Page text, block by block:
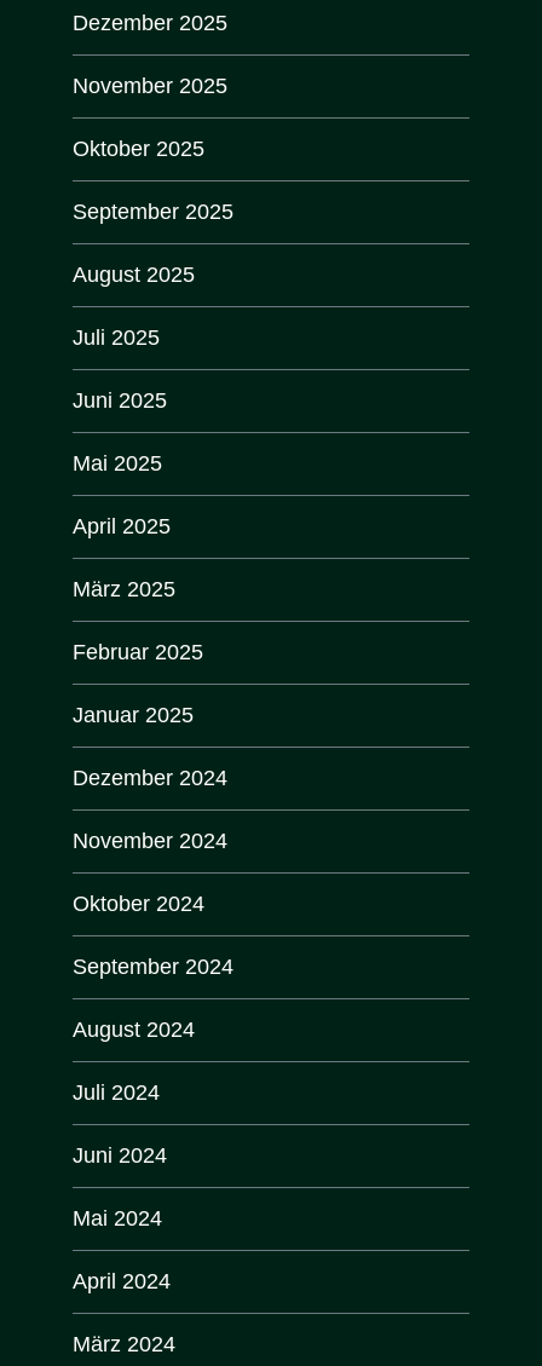
Dezember 2025
November 2025
Oktober 2025
September 2025
August 2025
Juli 2025
Juni 2025
Mai 2025
April 2025
März 2025
Februar 2025
Januar 2025
Dezember 2024
November 2024
Oktober 2024
September 2024
August 2024
Juli 2024
Juni 2024
Mai 2024
April 2024
März 2024